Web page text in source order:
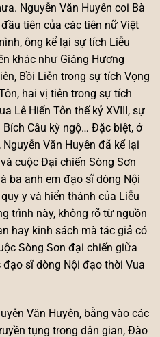
Nguyễn Văn Huyên coi Bà
tiên của các tiên nữ Việt
ông kể lại sự tích Liễu
khác như Giáng Hương
Bồi Liễn trong sự tích Vọng
hai vị tiên trong sự tích
Lê Hiển Tôn thế kỷ XVIII, sự
Câu kỳ ngộ… Đặc biệt, ở
Văn Huyên đã kể lại
cuộc Đại chiến Sòng Sơn
ba anh em đạo sĩ dòng Nội
y và hiển thánh của Liễu
trình này, không rõ từ nguồn
hay kinh sách mà tác giả có
Sòng Sơn đại chiến giữa
sĩ dòng Nội đạo thời Vua
Văn Huyên, bằng vào các
tụng trong dân gian, Đào